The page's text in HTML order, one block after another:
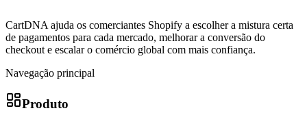
CartDNA ajuda os comerciantes Shopify a escolher a mistura certa
de pagamentos para cada mercado, melhorar a conversão do
checkout e escalar o comércio global com mais confiança.
Navegação principal
Produto